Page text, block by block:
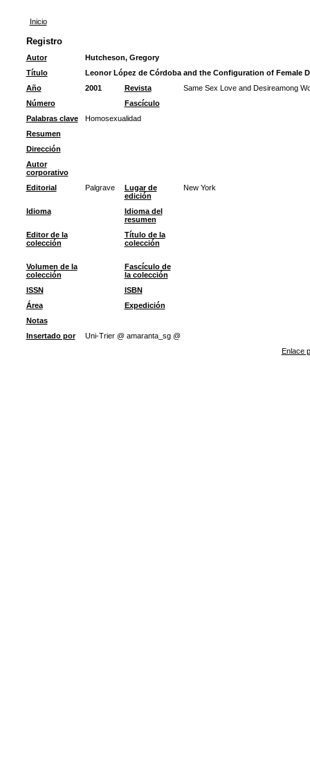
Inicio
Registro
Autor
Hutcheson, Gregory
Título
Leonor López de Córdoba and the Configuration of Female
Año
2001 Revista
Same Sex Love and Desireamong
Número
Fascículo
Palabras clave
Homosexualidad
Resumen
Dirección
Autor
corporativo
Editorial
Palgrave
Lugar de
edición
New York
Idioma
Idioma del
resumen
Editor de la
colección
Título de la
colección
Volumen de la
colección
Fascículo de
la colección
ISSN
ISBN
Área
Expedición
Notas
Insertado por
Uni-Trier @ amaranta_sg @
Enlace